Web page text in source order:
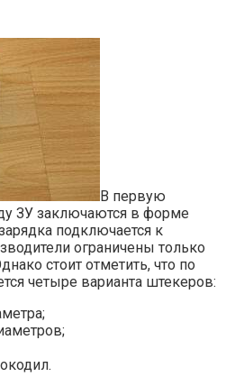
В первую
ЗУ заключаются в форме
подключается к
ограничены только
стоит отметить, что по
четыре варианта штекеров: